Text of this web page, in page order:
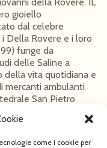
come i cookie per
gioiello
dal celebre
Della Rovere e i loro
funge da
delle Saline a
della vita quotidiana e
mercanti ambulanti
San Pietro
di opere d’arte